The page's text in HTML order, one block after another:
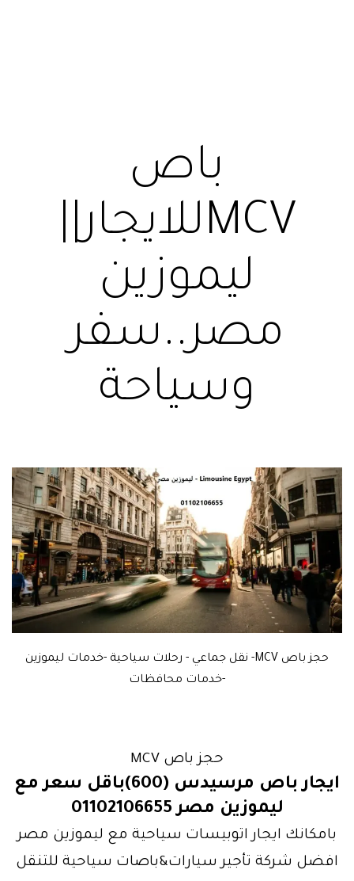
باص
MCVللايجار||
ليموزين
مصر..سفر
وسياحة
حجز باص MCV- نقل جماعي - رحلات سياحية -خدمات ليموزين
-خدمات محافظات
حجز باص MCV
ايجار باص مرسيدس (600)باقل سعر مع
ليموزين مصر 01102106655
بامكانك ايجار اتوبيسات سياحية مع ليموزين مصر
افضل شركة تأجير سيارات&باصات سياحية للتنقل